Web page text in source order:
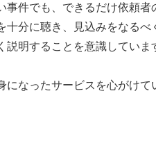
事件でも、できるだけ依頼
十分に聴き、見込みをなる
説明することを意識していま
になったサービスを心がけ